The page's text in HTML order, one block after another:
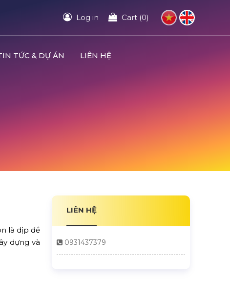
Log in Cart (0)
TỨC & DỰ ÁN LIÊN HỆ
là dịp để
dựng và
LIÊN HỆ
0931437379